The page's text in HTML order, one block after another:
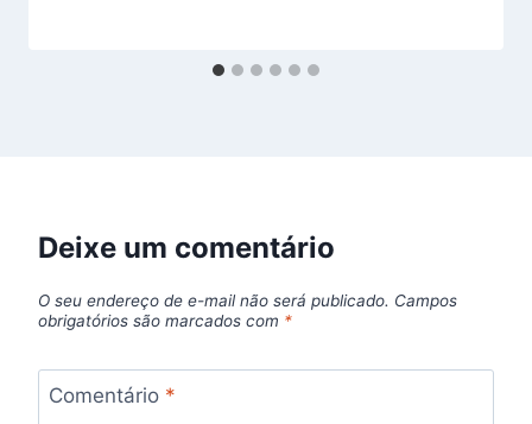
Deixe um comentário
O seu endereço de e-mail não será publicado. Campos
obrigatórios são marcados com *
Comentário *